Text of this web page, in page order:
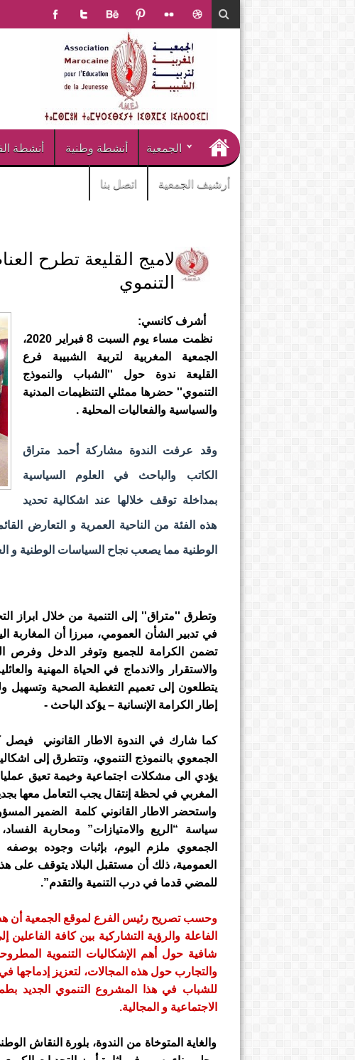
الجمعية أنشطة وطنية أنشطة
أرشيف الجمعية اتصل بنا
لاميج القليعة تطرح
التنموي
أشرف كانسي:
نظمت مساء يوم السبت 8 فبراير 2020،
الجمعية المغربية لتربية الشبيبة فرع
القليعة ندوة حول ''الشباب والنموذج
التنموي'' حضرها ممثلي التنظيمات المدنية
والسياسية والفعاليات المحلية .
وقد عرفت الندوة مشاركة أحمد متراق
الكاتب والباحث في العلوم السياسية
بمداخلة توقف خلالها عند اشكالية تحديد
هذه الفئة من الناحية العمرية و التعارض
الوطنية مما يصعب نجاح السياسات الوطنية و
وتطرق ''متراق'' إلى التنمية من خلال ابراز
في تدبير الشأن العمومي، مبرزا أن المغاربة
تضمن الكرامة للجميع وتوفر الدخل وفرص
والاستقرار والاندماج في الحياة المهنية
يتطلعون إلى تعميم التغطية الصحية وتسهيل
إطار الكرامة الإنسانية – يؤكد الباحث -
كما شارك في الندوة الاطار القانوني فيصل
الجمعوي بالنموذج التنموي، وتتطرق إلى
يؤدي الى مشكلات اجتماعية وخيمة تعيق
المغربي في لحظة إنتقال يجب التعامل معها
واستحضر الاطار القانوني كلمة الضمير
سياسة “الريع والامتيازات” ومحاربة
الجمعوي ملزم اليوم، بإثبات وجوده
العمومية، ذلك أن مستقبل البلاد يتوقف على
للمضي قدما في درب التنمية والتقدم”.
وحسب تصريح رئيس الفرع لموقع الجمعية أن
الفاعلة والرؤية التشاركية بين كافة
شافية حول أهم الإشكاليات التنموية
والتجارب حول هذه المجالات، لتعزيز إدماجها
للشباب في هذا المشروع التنموي الجديد
الاجتماعية و المجالية.
والغاية المتوخاة من الندوة، بلورة النقاش